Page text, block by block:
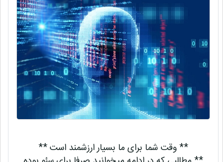
** وقت شما برای ما بسیار ارزشمند است **